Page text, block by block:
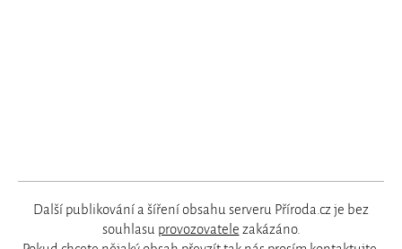
Další publikování a šíření obsahu serveru Příroda.cz je bez
souhlasu provozovatele zakázáno.